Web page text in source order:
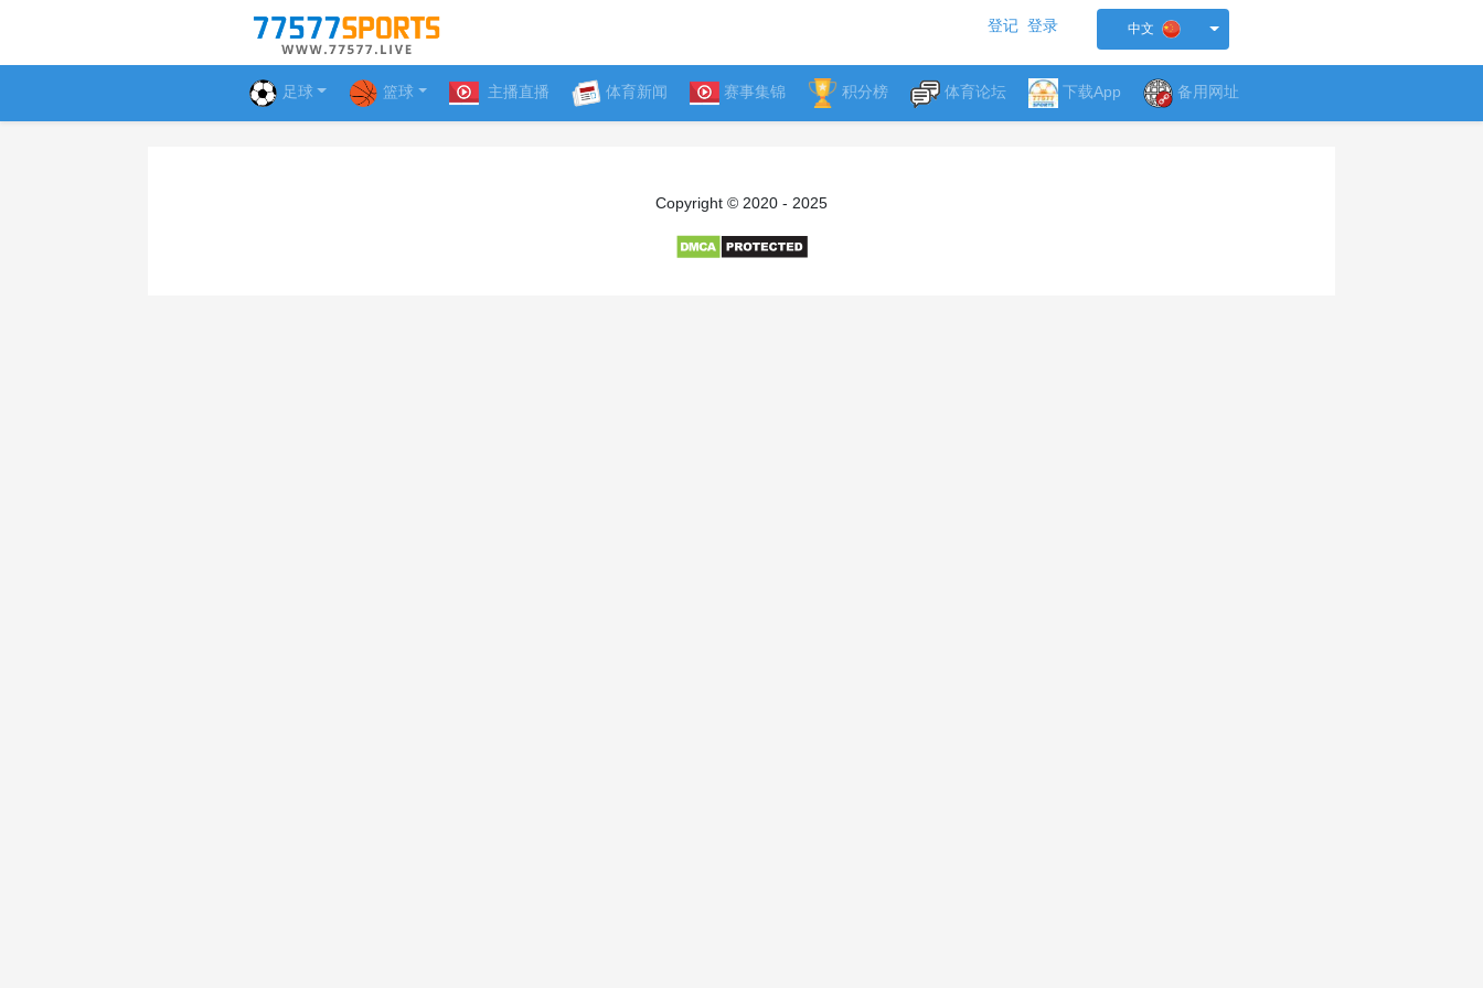
登记 登录 中文
足球 篮球 主播直播 体育新闻 赛事集锦 积分榜 体育论坛 下载App 备用网址
Copyright © 2020 - 2025